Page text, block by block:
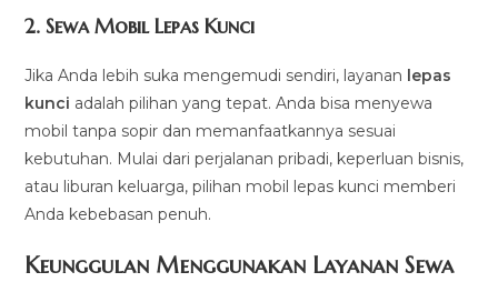
2.Sewa Mobil Lepas Kunci
Jika Anda lebih suka mengemudi sendiri, layanan lepas
kunci adalah pilihan yang tepat. Anda bisa menyewa
mobil tanpa sopir dan memanfaatkannya sesuai
kebutuhan. Mulai dari perjalanan pribadi, keperluan bisnis,
atau liburan keluarga, pilihan mobil lepas kunci memberi
Anda kebebasan penuh.
Keunggulan Menggunakan Layanan Sewa